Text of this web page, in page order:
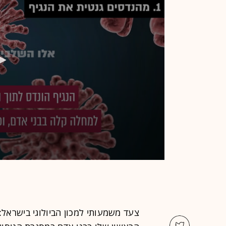
צעד משמעותי למכון הביולוגי